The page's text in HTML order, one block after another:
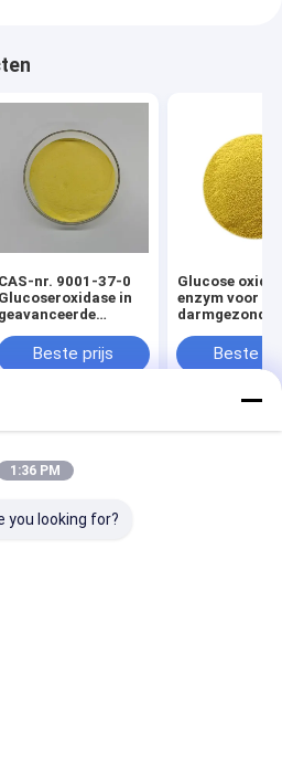
CAS-nr. 9001-37-0
Glucoseroxidase in
geavanceerde
en
Beste prijs
Glucose
enzym voor
en efficiënte
Beste
Contacteer
Desktop
Privacy Policy
Co., Ltd.. All Rights Reserved.
1:36 PM
you looking for?